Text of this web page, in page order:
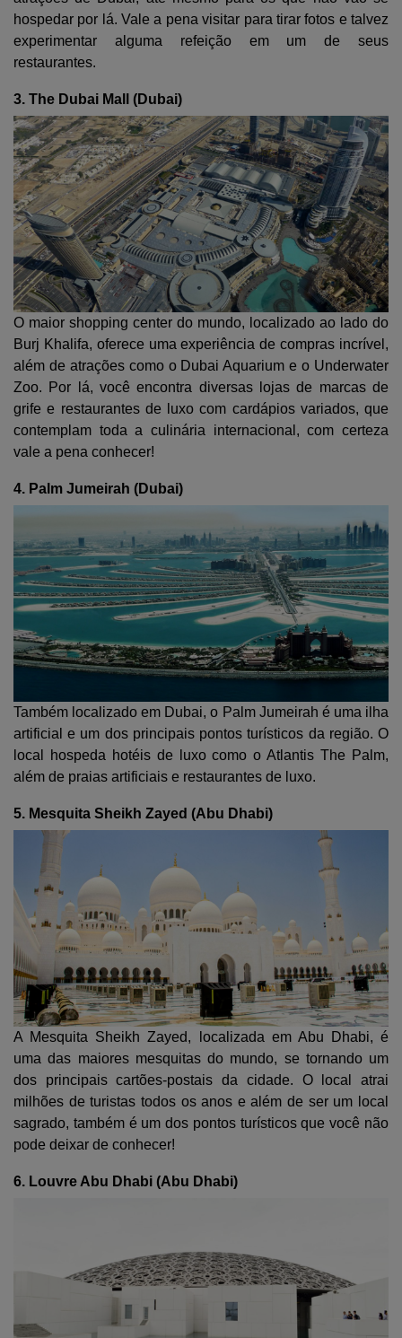
hospedar por lá. Vale a pena visitar para tirar fotos e talvez
experimentar alguma refeição em um de seus
restaurantes.
3. The Dubai Mall (Dubai)
O maior shopping center do mundo, localizado ao lado do
Burj Khalifa, oferece uma experiência de compras incrível,
além de atrações como o Dubai Aquarium e o Underwater
Zoo. Por lá, você encontra diversas lojas de marcas de
grife e restaurantes de luxo com cardápios variados, que
contemplam toda a culinária internacional, com certeza
vale a pena conhecer!
4. Palm Jumeirah (Dubai)
Também localizado em Dubai, o Palm Jumeirah é uma ilha
artificial e um dos principais pontos turísticos da região. O
local hospeda hotéis de luxo como o Atlantis The Palm,
além de praias artificiais e restaurantes de luxo.
5. Mesquita Sheikh Zayed (Abu Dhabi)
A Mesquita Sheikh Zayed, localizada em Abu Dhabi, é
uma das maiores mesquitas do mundo, se tornando um
dos principais cartões-postais da cidade. O local atrai
milhões de turistas todos os anos e além de ser um local
sagrado, também é um dos pontos turísticos que você não
pode deixar de conhecer!
6. Louvre Abu Dhabi (Abu Dhabi)